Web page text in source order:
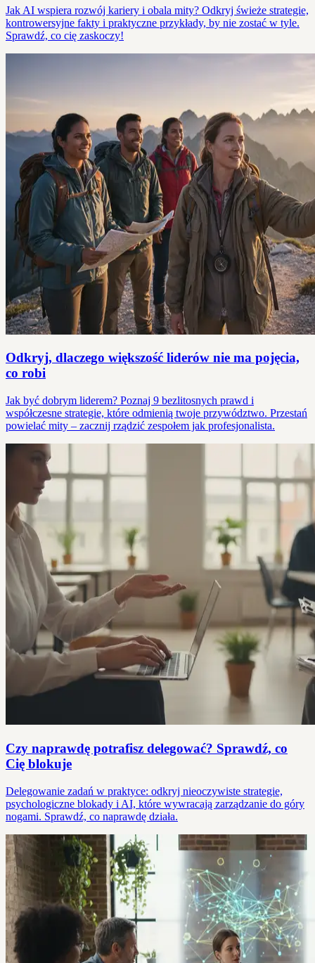
Jak AI wspiera rozwój kariery i obala mity? Odkryj świeże strategie,
kontrowersyjne fakty i praktyczne przykłady, by nie zostać w tyle.
Sprawdź, co cię zaskoczy!
Odkryj, dlaczego większość liderów nie ma pojęcia,
co robi
Jak być dobrym liderem? Poznaj 9 bezlitosnych prawd i
współczesne strategie, które odmienią twoje przywództwo. Przestań
powielać mity – zacznij rządzić zespołem jak profesjonalista.
Czy naprawdę potrafisz delegować? Sprawdź, co
Cię blokuje
Delegowanie zadań w praktyce: odkryj nieoczywiste strategie,
psychologiczne blokady i AI, które wywracają zarządzanie do góry
nogami. Sprawdź, co naprawdę działa.